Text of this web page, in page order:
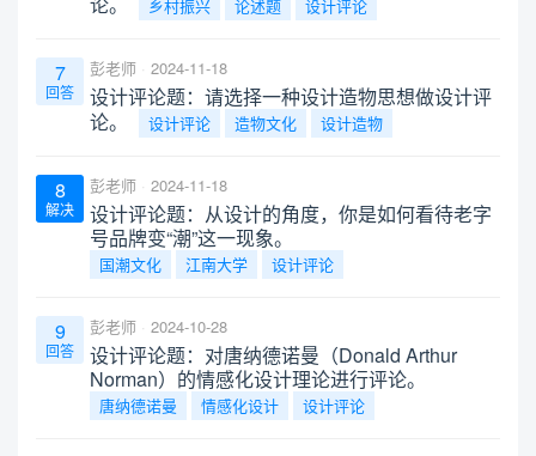
乡村振兴 论述题 设计评论
7
回答
彭老师 2024-11-18
设计评论题：请选择一种设计造物思想做设计评
论。
设计评论 造物文化 设计造物
8
解决
彭老师 2024-11-18
设计评论题：从设计的角度，你是如何看待老字
号品牌变“潮”这一现象。
国潮文化 江南大学 设计评论
9
回答
彭老师 2024-10-28
设计评论题：对唐纳德诺曼（Donald Arthur
Norman）的情感化设计理论进行评论。
唐纳德诺曼 情感化设计 设计评论